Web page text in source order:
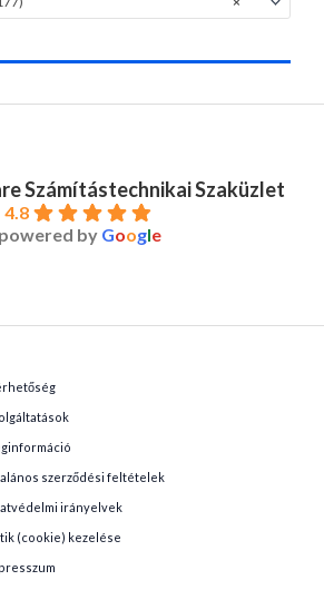
Számítástechnikai Szaküzlet
4.8
powered by Google
szerződési feltételek
irányelvek
(cookie) kezelése